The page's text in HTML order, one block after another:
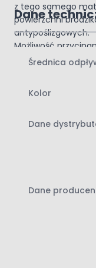
z tego samego
powierzchni
antypoślizgowych.
Możliwość
wymiary (we
brodzik kwadratowy
instrukcja montażu
Dane
Średnica
Kolor
Dane
Dane